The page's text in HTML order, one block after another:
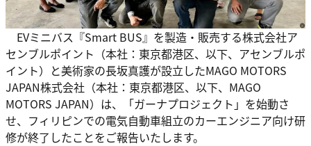
EVミニバス『Smart BUS』を製造・販売する株式会社ア
センブルポイント（本社：東京都港区、以下、アセンブルポ
イント）と美術家の長坂真護が設立したMAGO MOTORS
JAPAN株式会社（本社：東京都港区、以下、MAGO
MOTORS JAPAN）は、「ガーナプロジェクト」を始動さ
せ、フィリピンでの電気自動車組立のカーエンジニア向け研
修が終了したことをご報告いたします。